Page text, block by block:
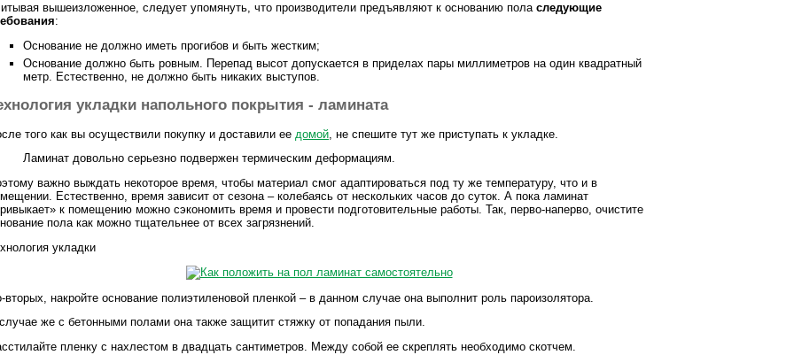
вышеизложенное, следует упомянуть, что производители предъявляют к основанию пола следующие
:
Основание не должно иметь прогибов и быть жестким;
Основание должно быть ровным. Перепад высот допускается в приделах пары миллиметров на один квадратный
метр. Естественно, не должно быть никаких выступов.
укладки напольного покрытия - ламината
того как вы осуществили покупку и доставили ее домой , не спешите тут же приступать к укладке.
Ламинат довольно серьезно подвержен термическим деформациям.
важно выждать некоторое время, чтобы материал смог адаптироваться под ту же температуру, что и в
Естественно, время зависит от сезона – колебаясь от нескольких часов до суток. А пока ламинат
к помещению можно сэкономить время и провести подготовительные работы. Так, перво-наперво, очистите
пола как можно тщательнее от всех загрязнений.
укладки
вторых, накройте основание полиэтиленовой пленкой – в данном случае она выполнит роль пароизолятора.
же с бетонными полами она также защитит стяжку от попадания пыли.
пленку с нахлестом в двадцать сантиметров. Между собой ее скреплять необходимо скотчем.